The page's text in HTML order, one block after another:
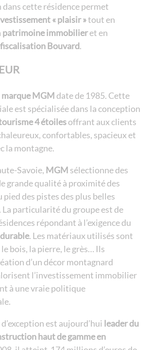
cette résidence permet
« plaisir »tout en
patrimoine immobilieret en
Bouvard.
marque MGMdate de 1985. Cette
est spécialisée dans la conception
4 étoilesoffrant aux clients
confortables, spacieux et
la montagne.
Savoie, MGM sélectionne des
grande qualité à proximité des
pied des pistes des plus belles
particularité du groupe est de
répondant à l’exigence du
. Les matériaux utilisés sont
bois, la pierre, le grès… Ils
d’un décor montagnard
l’investissement immobilier
à une vraie politique
est aujourd’hui leader du
haut de gamme en